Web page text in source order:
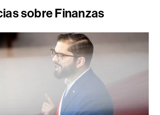
sobre Finanzas